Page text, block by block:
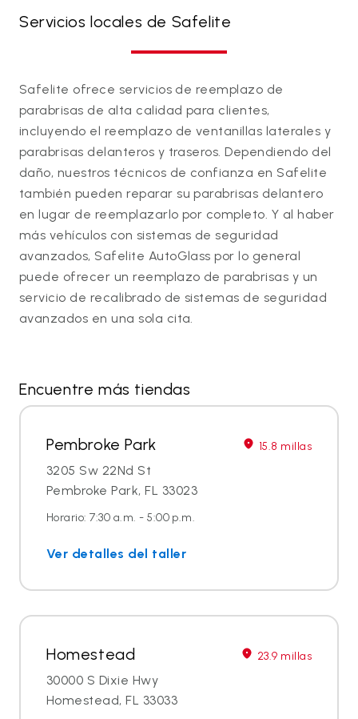
Servicios locales de Safelite
Safelite ofrece servicios de reemplazo de
parabrisas de alta calidad para clientes,
incluyendo el reemplazo de ventanillas laterales y
parabrisas delanteros y traseros. Dependiendo del
daño, nuestros técnicos de confianza en Safelite
también pueden reparar su parabrisas delantero
en lugar de reemplazarlo por completo. Y al haber
más vehículos con sistemas de seguridad
avanzados, Safelite AutoGlass por lo general
puede ofrecer un reemplazo de parabrisas y un
servicio de recalibrado de sistemas de seguridad
avanzados en una sola cita.
Encuentre más tiendas
Pembroke Park 15.8 millas
3205 Sw 22Nd St
Pembroke Park, FL 33023
Horario: 7:30 a.m. - 5:00 p.m.
Ver detalles del taller
Homestead 23.9 millas
30000 S Dixie Hwy
Homestead, FL 33033